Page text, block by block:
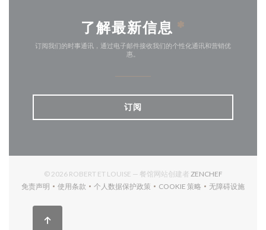
了解最新信息 *
订阅我们的时事通讯，通过电子邮件接收我们的个性化通讯和营销优
惠。
订阅
© 2026 ROBERT ET LOUISE — 餐馆网站创建者 ZENCHEF((在新窗口中
免责声明
((在新窗口中打开))
使用条款
((在新窗口中打开))
个人数据保护政策
((在新窗口中打开))
COOKIE 策略
((在新窗口中打开))
无障碍设施
((在新窗口